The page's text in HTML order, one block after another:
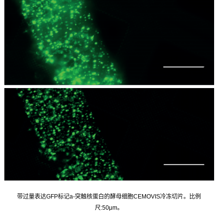
带过量表达GFP标记a-突触核蛋白的酵母细胞CEMOVIS冷冻切片。比例
尺:50μm。